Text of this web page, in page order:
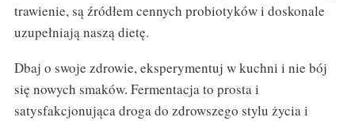
trawienie, są źródłem cennych probiotyków i doskonale
uzupełniają naszą dietę.
Dbaj o swoje zdrowie, eksperymentuj w kuchni i nie bój
się nowych smaków. Fermentacja to prosta i
satysfakcjonująca droga do zdrowszego stylu życia i